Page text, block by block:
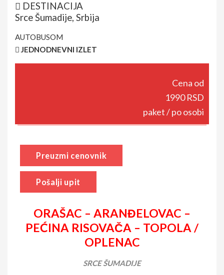
DESTINACIJA
Srce Šumadije, Srbija
AUTOBUSOM
JEDNODNEVNI IZLET
Cena od
1990 RSD
paket / po osobi
Preuzmi cenovnik
Pošalji upit
ORAŠAC – ARANĐELOVAC –
PEĆINA RISOVAČA – TOPOLA /
OPLENAC
SRCE ŠUMADIJE